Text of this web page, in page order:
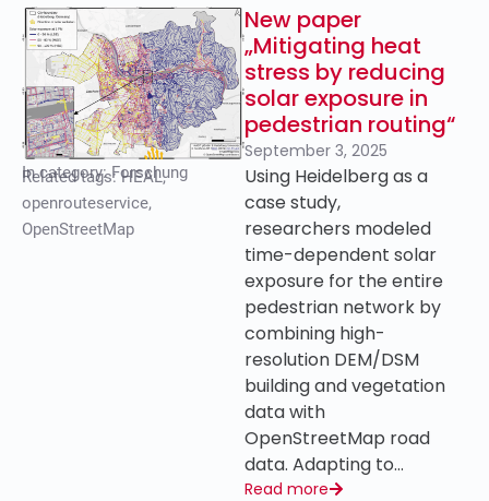
In category:Forschung
Related tags:HEAL,
openrouteservice,
OpenStreetMap
New paper
„Mitigating heat
stress by reducing
solar exposure in
pedestrian routing“
September 3, 2025
Using Heidelberg as a
case study,
researchers modeled
time-dependent solar
exposure for the entire
pedestrian network by
combining high-
resolution DEM/DSM
building and vegetation
data with
OpenStreetMap road
data. Adapting to…
Read more